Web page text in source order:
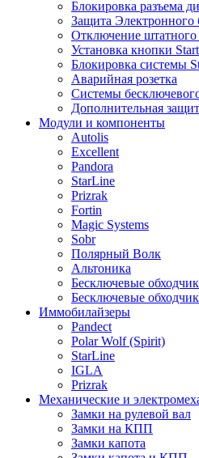
Блокировка разъема
Защита Электронного
Отключение штатного
Установка кнопки
Блокировка системы
Аварийная розетка
Системы
Дополнительная
Модули и компоненты
Autolis
Excellent
Pandora
StarLine
Prizrak
Fortin
Magic Systems
Sobr
Полярный Волк
Альтоника
Бесключевые
Бесключевые
Иммобилайзеры
Pandect
Polar Wolf (Spirit)
StarLine
IGLA
Prizrak
Механические и
Замки на рулевой вал
Замки на КПП
Замки капота